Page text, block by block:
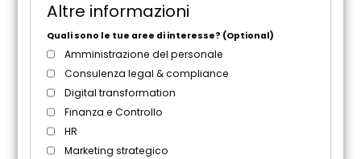
t
o
Altre informazioni
Quali sono le tue aree di interesse? (Optional)
Amministrazione del personale
Consulenza legal & compliance
Digital transformation
Finanza e Controllo
HR
Marketing strategico